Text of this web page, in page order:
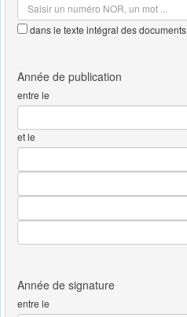
dans le texte intégral des documents
entre le
et le
entre le